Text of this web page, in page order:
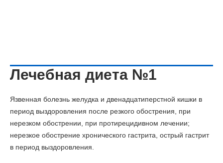
Лечебная диета №1
Язвенная болезнь желудка и двенадцатиперстной кишки в
период выздоровления после резкого обострения, при
нерезком обострении, при протирецидивном лечении;
нерезкое обострение хронического гастрита, острый гастрит
в период выздоровления.